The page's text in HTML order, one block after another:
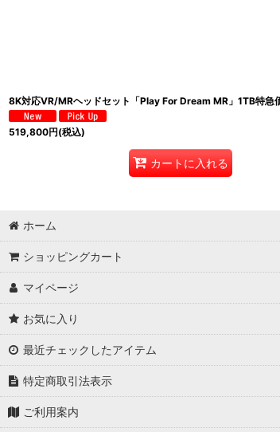
8K対応VR/MRヘッドセット「Play For Dream MR」1TB特急
519,800円(税込)
カートに入れる
ホーム
ショッピングカート
マイページ
お気に入り
最近チェックしたアイテム
特定商取引法表示
ご利用案内